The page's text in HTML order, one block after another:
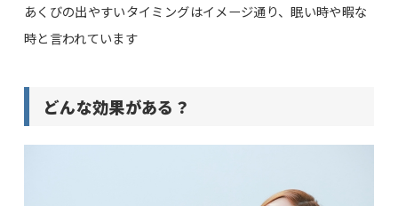
あくびの出やすいタイミングはイメージ通り、眠い時や暇な
時と言われています
どんな効果がある？